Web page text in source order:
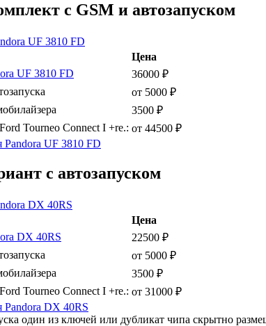
с GSM и автозапуском
Цена
UF 3810 FD
36000 ₽
от 5000 ₽
3500 ₽
Tourneo Connect I +re.: от 44500 ₽
UF 3810 FD
с автозапуском
Цена
DX 40RS
22500 ₽
от 5000 ₽
3500 ₽
Tourneo Connect I +re.: от 31000 ₽
Pandora DX 40RS
один из ключей или дубликат чипа скрытно